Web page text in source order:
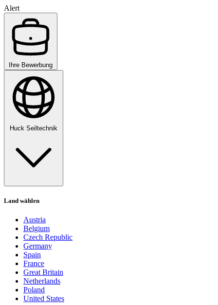
Alert
Ihre Bewerbung
Huck Seiltechnik
Land wählen
Austria
Belgium
Czech Republic
Germany
Spain
France
Great Britain
Netherlands
Poland
United States